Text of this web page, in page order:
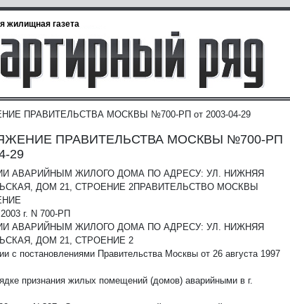
жилищная газета
ПРАВИТЕЛЬСТВА МОСКВЫ №700-РП от 2003-04-29
ПРАВИТЕЛЬСТВА МОСКВЫ №700-РП
29
АВАРИЙНЫМ ЖИЛОГО ДОМА ПО АДРЕСУ: УЛ. НИЖНЯЯ
ДОМ 21, СТРОЕНИЕ 2ПРАВИТЕЛЬСТВО МОСКВЫ
г. N 700-РП
АВАРИЙНЫМ ЖИЛОГО ДОМА ПО АДРЕСУ: УЛ. НИЖНЯЯ
ДОМ 21, СТРОЕНИЕ 2
с постановлениями Правительства Москвы от 26 августа 1997
признания жилых помещений (домов) аварийными в г.